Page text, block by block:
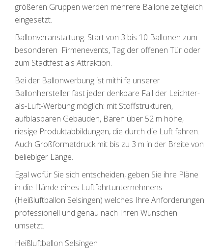
größeren Gruppen werden mehrere Ballone zeitgleich
eingesetzt.
Ballonveranstaltung. Start von 3 bis 10 Ballonen zum
besonderen Firmenevents, Tag der offenen Tür oder
zum Stadtfest als Attraktion.
Bei der Ballonwerbung ist mithilfe unserer
Ballonhersteller fast jeder denkbare Fall der Leichter-
als-Luft-Werbung möglich: mit Stoffstrukturen,
aufblasbaren Gebäuden, Bären über 52 m höhe,
riesige Produktabbildungen, die durch die Luft fahren.
Auch Großformatdruck mit bis zu 3 m in der Breite von
beliebiger Länge.
Egal wofür Sie sich entscheiden, geben Sie ihre Pläne
in die Hände eines Luftfahrtunternehmens
(Heißluftballon Selsingen) welches Ihre Anforderungen
professionell und genau nach Ihren Wünschen
umsetzt.
Heißluftballon Selsingen